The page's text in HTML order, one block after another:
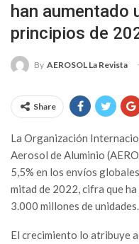
han aumentado
principios de
By AEROSOL La Revista
Share
La Organización
Aerosol de Aluminio
5,5% en los envíos
mitad de 2022, cifra que
3.000 millones de unidades.
El crecimiento lo atribuye